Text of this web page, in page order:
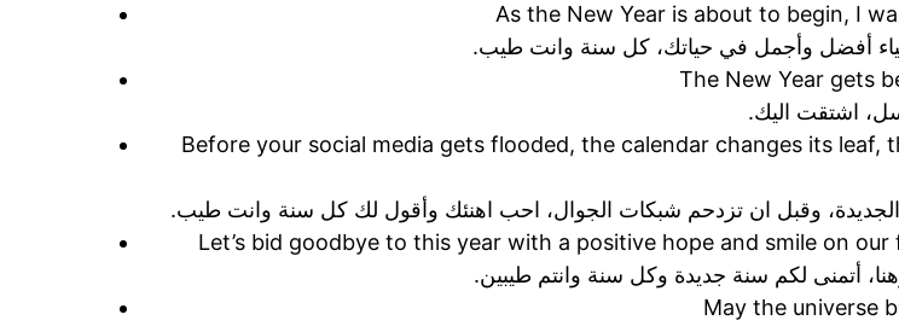
As the New Year is about to begin, I
أفضل وأجمل في حياتك، كل سنة وانت طيب.
The New Year gets
اشتقت اليك.
Before your social media gets flooded, the calendar changes its
الجديدة، وقبل ان تزدحم شبكات الجوال، احب اهنئك وأقول لك كل سنة وانت طيب.
Let’s bid goodbye to this year with a positive hope and smile on
أتمنى لكم سنة جديدة وكل سنة وانتم طيبين.
May the universe